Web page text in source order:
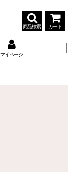
商品検索 カート
マイページ